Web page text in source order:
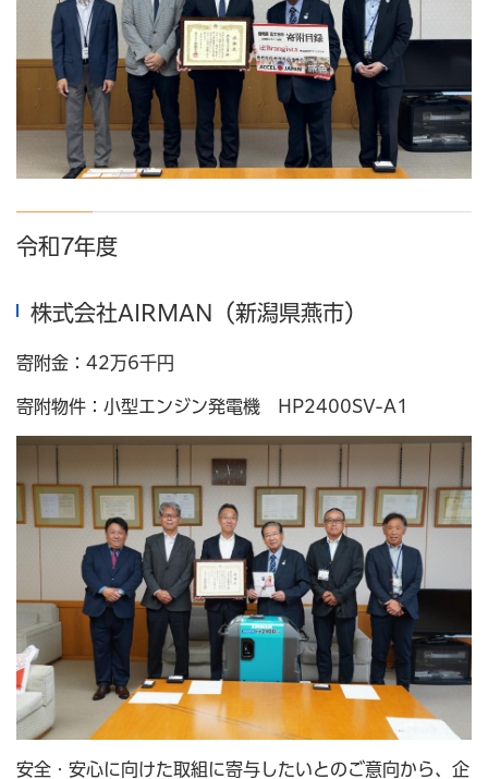
令和7年度
株式会社AIRMAN（新潟県燕市）
寄附金：42万6千円
寄附物件：小型エンジン発電機 HP2400SV-A1
安全・安心に向けた取組に寄与したいとのご意向から、企